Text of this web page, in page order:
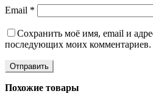
Email *
Сохранить моё имя, email и
последующих моих комментариев.
Похожие товары